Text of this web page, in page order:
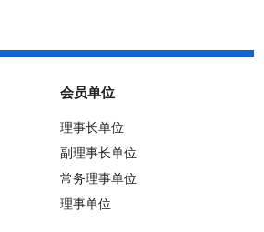
会员单位
理事长单位
副理事长单位
常务理事单位
理事单位